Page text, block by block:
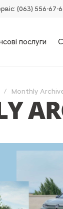
(063) 556-67-
послуги
Monthly